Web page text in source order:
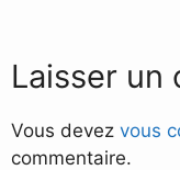
Laisser un
Vous devez vous
commentaire.